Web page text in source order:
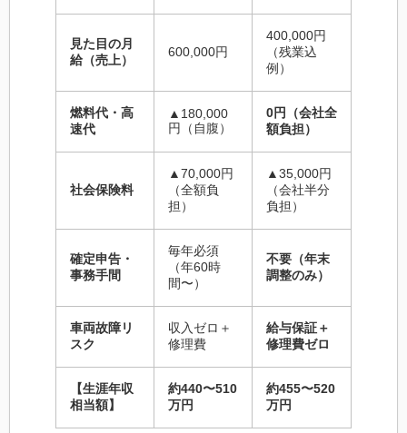
見た目の月
給（売上）
600,000円
400,000円
（残業込
例）
燃料代・高
速代
▲180,000
円（自腹）
0円（会社全
額負担）
社会保険料
▲70,000円
（全額負
担）
▲35,000円
（会社半分
負担）
確定申告・
事務手間
毎年必須
（年60時
間〜）
不要（年末
調整のみ）
車両故障リ
スク
収入ゼロ＋
修理費
給与保証＋
修理費ゼロ
【生涯年収
相当額】
約440〜510
万円
約455〜520
万円